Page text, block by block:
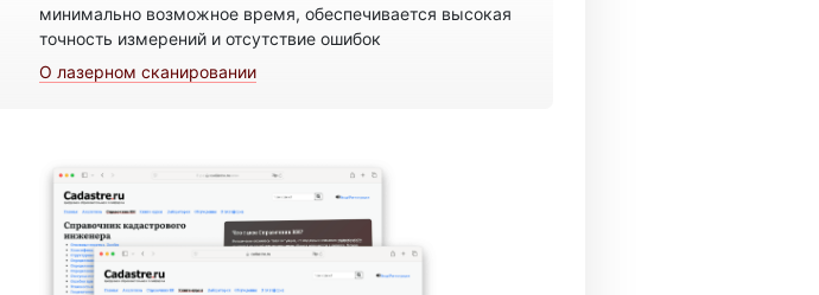
минимально возможное время, обеспечивается высокая
точность измерений и отсутствие ошибок
О лазерном сканировании